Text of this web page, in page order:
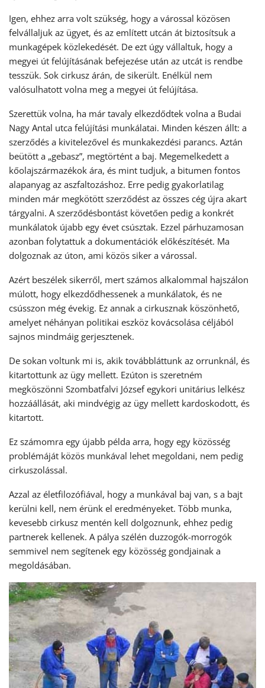
Igen, ehhez arra volt szükség, hogy a várossal közösen
felvállaljuk az ügyet, és az említett utcán át biztosítsuk a
munkagépek közlekedését. De ezt úgy vállaltuk, hogy a
megyei út felújításának befejezése után az utcát is rendbe
tesszük. Sok cirkusz árán, de sikerült. Enélkül nem
valósulhatott volna meg a megyei út felújítása.
Szerettük volna, ha már tavaly elkezdődtek volna a Budai
Nagy Antal utca felújítási munkálatai. Minden készen állt: a
szerződés a kivitelezővel és munkakezdési parancs. Aztán
beütött a „gebasz”, megtörtént a baj. Megemelkedett a
kőolajszármazékok ára, és mint tudjuk, a bitumen fontos
alapanyag az aszfaltozáshoz. Erre pedig gyakorlatilag
minden már megkötött szerződést az összes cég újra akart
tárgyalni. A szerződésbontást követően pedig a konkrét
munkálatok újabb egy évet csúsztak. Ezzel párhuzamosan
azonban folytattuk a dokumentációk előkészítését. Ma
dolgoznak az úton, ami közös siker a várossal.
Azért beszélek sikerről, mert számos alkalommal hajszálon
múlott, hogy elkezdődhessenek a munkálatok, és ne
csússzon még évekig. Ez annak a cirkusznak köszönhető,
amelyet néhányan politikai eszköz kovácsolása céljából
sajnos mindmáig gerjesztenek.
De sokan voltunk mi is, akik továbbláttunk az orrunknál, és
kitartottunk az ügy mellett. Ezúton is szeretném
megköszönni Szombatfalvi József egykori unitárius lelkész
hozzáállását, aki mindvégig az ügy mellett kardoskodott, és
kitartott.
Ez számomra egy újabb példa arra, hogy egy közösség
problémáját közös munkával lehet megoldani, nem pedig
cirkuszolással.
Azzal az életfilozófiával, hogy a munkával baj van, s a bajt
kerülni kell, nem érünk el eredményeket. Több munka,
kevesebb cirkusz mentén kell dolgoznunk, ehhez pedig
partnerek kellenek. A pálya szélén duzzogók-morrogók
semmivel nem segítenek egy közösség gondjainak a
megoldásában.